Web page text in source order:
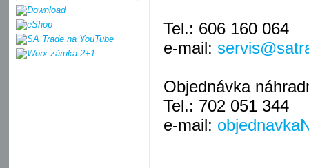
Tel.: 606 160 064
e-mail:
Objednávka
Tel.: 702 051 344
e-mail: